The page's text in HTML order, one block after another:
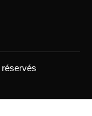
réservés